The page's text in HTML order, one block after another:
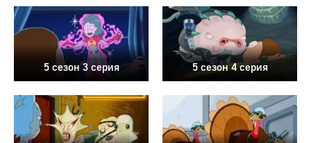
5 сезон 3 серия 5 сезон 4 серия